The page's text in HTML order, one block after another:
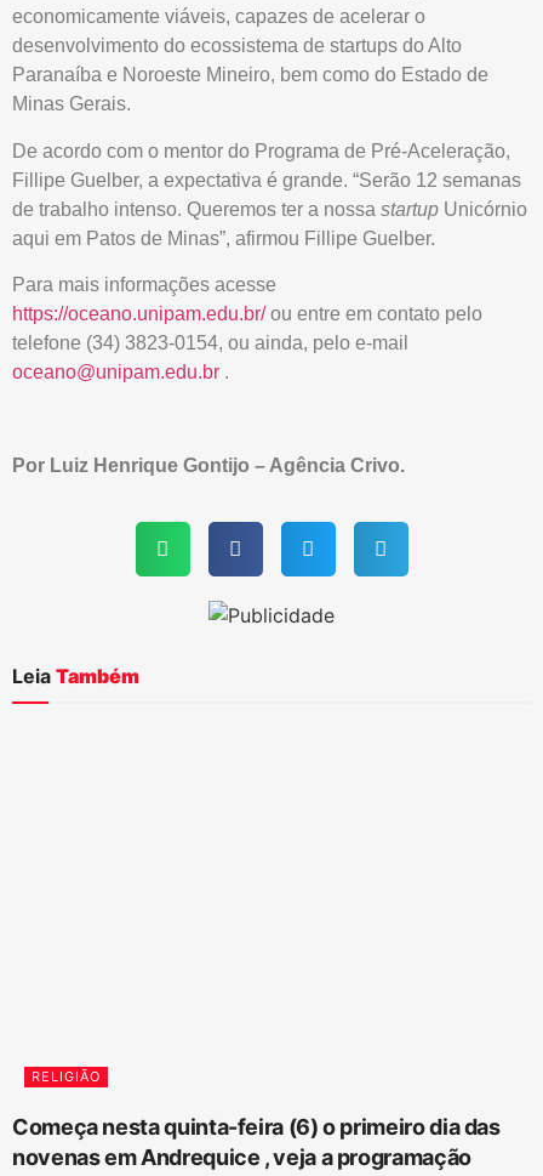
economicamente viáveis, capazes de acelerar o
desenvolvimento do ecossistema de startups do Alto
Paranaíba e Noroeste Mineiro, bem como do Estado de
Minas Gerais.
De acordo com o mentor do Programa de Pré-Aceleração,
Fillipe Guelber, a expectativa é grande. “Serão 12 semanas
de trabalho intenso. Queremos ter a nossa startup Unicórnio
aqui em Patos de Minas”, afirmou Fillipe Guelber.
Para mais informações acesse
https://oceano.unipam.edu.br/ou entre em contato pelo
telefone (34) 3823-0154, ou ainda, pelo e-mail
oceano@unipam.edu.br .
Por Luiz Henrique Gontijo – Agência Crivo.
Leia Também
RELIGIÃO
Começa nesta quinta-feira (6) o primeiro dia das
novenas em Andrequice , veja a programação